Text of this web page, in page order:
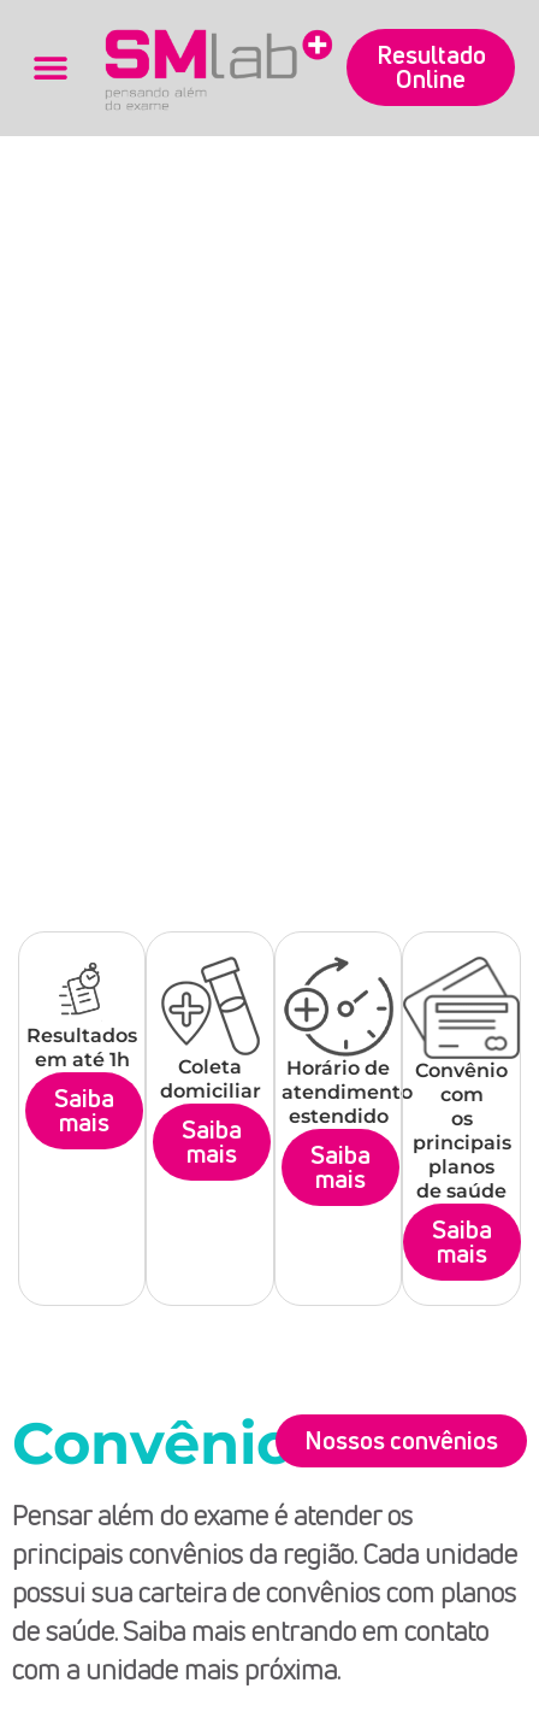
Resultado
Online
Resultados
em até 1h
Saiba
mais
Coleta
domiciliar
Saiba
mais
Horário de
atendimento
estendido
Saiba
mais
Convênio
com
os
principais
planos
de saúde
Saiba
mais
ConvêniosNossos convênios
Pensar além do exame é atender os
principais convênios da região. Cada unidade
possui sua carteira de convênios com planos
de saúde. Saiba mais entrando em contato
com a unidade mais próxima.